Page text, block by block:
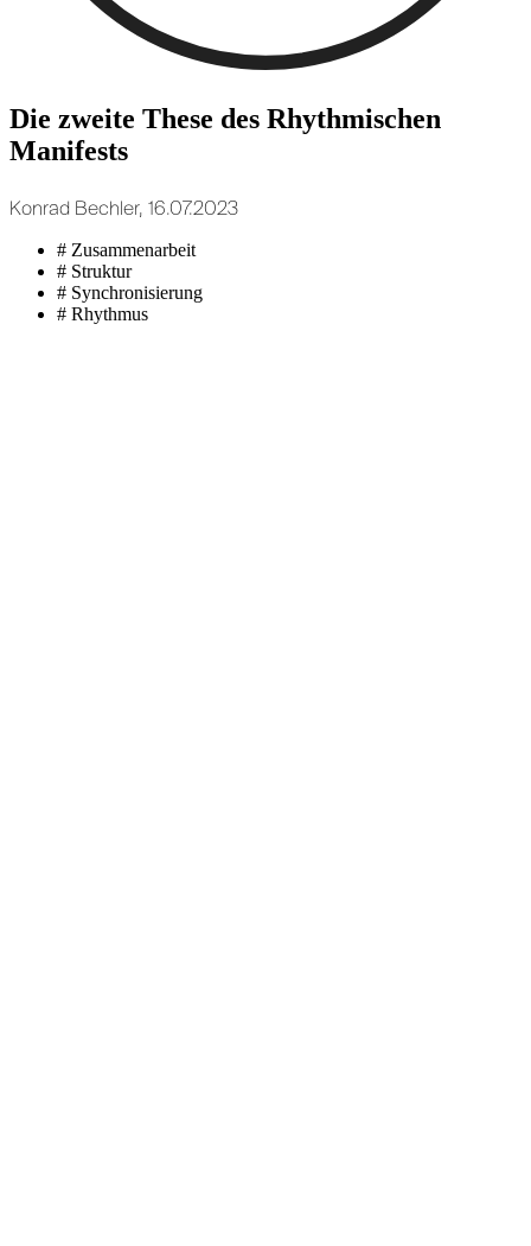
Die zweite These des Rhythmischen
Manifests
Konrad Bechler, 16.07.2023
# Zusammenarbeit
# Struktur
# Synchronisierung
# Rhythmus